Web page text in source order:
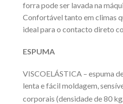
forra pode ser lavada na
Confortável tanto em climas
ideal para o contacto direto
ESPUMA
VISCOELÁSTICA – espuma
lenta e fácil moldagem,
corporais (densidade de 80